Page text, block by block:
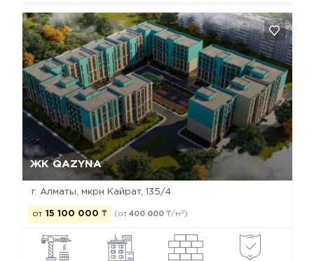
ЖК QAZYNA
г. Алматы, мкрн Кайрат, 135/4
от 15 100 000 ₸ (от 400 000 ₸/м 2)
Да, удалить Отмена